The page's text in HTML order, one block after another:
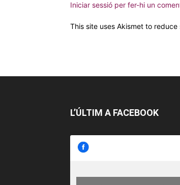
Iniciar sessió per fer-hi un
This site uses Akismet to reduce
L’ÚLTIM A FACEBOOK